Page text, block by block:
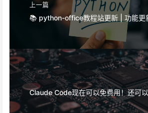
上一篇
📚 python-office教程站更新 | 功能更